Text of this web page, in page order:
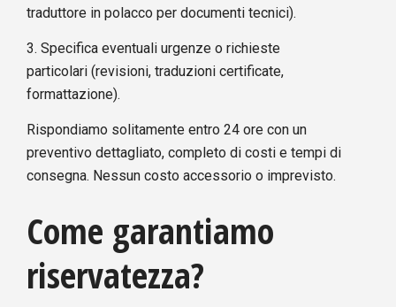
traduttore in polacco per documenti tecnici).
3. Specifica eventuali urgenze o richieste
particolari (revisioni, traduzioni certificate,
formattazione).
Rispondiamo solitamente entro 24 ore con un
preventivo dettagliato, completo di costi e tempi di
consegna. Nessun costo accessorio o imprevisto.
Come garantiamo
riservatezza?